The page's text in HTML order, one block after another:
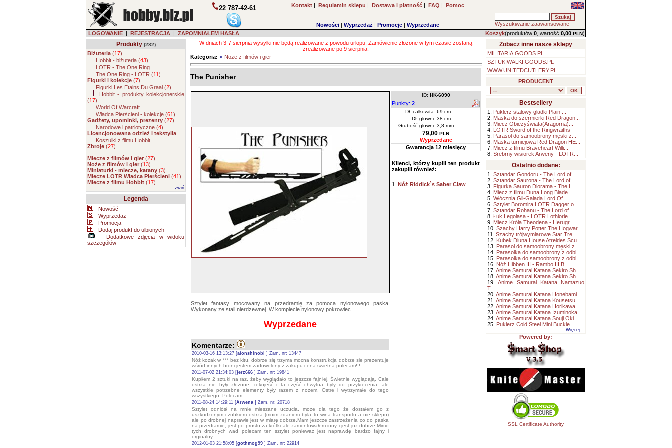
22 787-42-61 Kontakt | Regulamin sklepu | Dostawa i płatność | FAQ | Pomoc
Nowości | Wyprzedaż | Promocje | Wyprzedane
Wyszukiwanie zaawansowane
LOGOWANIE | REJESTRACJA | ZAPOMNIAŁEM HASŁA Koszyk(produktów:0 , wartość:0,00 PLN)
Produkty (282)
Biżuteria (17)
Hobbit - biżuteria (43)
LOTR - The One Ring
The One Ring - LOTR (11)
Figurki i kolekcje (7)
Figurki Les Etains Du Graal (2)
Hobbit - produkty kolekcjonerskie
(17)
World Of Warcraft
Władca Pierścieni - kolekcje (61)
Gadżety, upominki, prezenty (27)
Narodowe i patriotyczne (4)
Licencjonowana odzież i tekstylia
Koszulki z filmu Hobbit
Zbroje (27)
Miecze z filmów i gier (27)
Noże z filmów i gier (13)
Miniaturki - miecze, katany (3)
Miecze LOTR Władca Pierścieni (41)
Miecze z filmu Hobbit (17)
zwiń
Legenda
- Nowość
- Wyprzedaż
- Promocja
- Dodaj produkt do ulbionych
- Dodatkowe zdjęcia w widoku
szczegółów
W dniach 3-7 sierpnia wysyłki nie będą realizowane z powodu urlopu. Zamówienie złożone w tym czasie zostaną
zrealizowane po 9 sierpnia.
Kategoria: » Noże z filmów i gier
The Punisher
Sztylet fantasy mocowany na przedramię za pomoca nylonowego paska.
Wykonany ze stali nierdzewnej. W komplecie nylonowy pokrowiec.
Wyprzedane
Komentarze:
2010-03-16 13:13:27 [aionshinobi ] Zam. nr: 13447
Nóż kozak w *** bez kitu. dobrze się trzyma mocna konstrukcja dobrze sie prezentuje
wśród innych broni jestem zadowolony z zakupu cena swietna polecam!!!
2011-07-02 21:34:03 [jerz666 ] Zam. nr: 19841
Kupiłem 2 sztuki na raz, żeby wyglądało to jeszcze fajniej. Świetnie wyglądają. Całe
ostrza nie były złożone, rękojeść i ta część chwytna były do przykręcenia, ale
wszystkie potrzebne elementy były razem z nożem. Ostre i wytrzymałe do tego
wszystkiego. Polecam.
2011-08-24 14:29:11 [Arwena ] Zam. nr: 20718
Sztylet odniósł na mnie mieszane uczucia, może dla tego że dostałem go z
uszkodzonym czubkiem ostrza (moim zdaniem była to wina transportu a nie sklepu)
ale po drobnej naprawie jest w miarę dobrze.Mam jeszcze zastrzeżenia co do paska
na przedramię, jest po prostu za krótki ale zamontowałem inny i jest już dobrze.Mimo
tych drobnych wad polecam ten sztylet ponieważ jest naprawdę bardzo fajny i
orginalny.
2012-01-03 21:58:05 [gothmog99 ] Zam. nr: 22914
ID: HK-6090
Punkty: 2
Dł. całkowita: 69 cm
Dł. głowni: 38 cm
Grubość głowni: 3,8 mm
79,00 PLN
Wyprzedane
Gwarancja 12 miesięcy
Klienci, którzy kupili ten produkt
zakupili również:
1. Nóż Riddick`s Saber Claw
Zobacz inne nasze sklepy
MILITARIA.GOODS.PL
SZTUKIWALKI.GOODS.PL
WWW.UNITEDCUTLERY.PL
PRODUCENT
Bestsellery
1. Puklerz stalowy gładki Plain ...
2. Maska do szermierki Red Dragon...
3. Miecz Obieżyświata(Aragorna)...
4. LOTR Sword of the Ringwraiths
5. Parasol do samoobrony męski z...
6. Maska turniejowa Red Dragon HE...
7. Miecz z filmu Braveheart Willi...
8. Srebrny wisiorek Arweny - LOTR...
Ostatnio dodane:
1. Sztandar Gondoru - The Lord of...
2. Sztandar Saurona - The Lord of...
3. Figurka Sauron Diorama - The L...
4. Miecz z filmu Duna Long Blade ...
5. Włócznia Gil-Galada Lord Of ...
6. Sztylet Boromira LOTR Dagger o...
7. Sztandar Rohanu - The Lord of ...
8. Łuk Legolasa - LOTR Lothlorie...
9. Miecz Króla Theodena - Herugr...
10. Szachy Harry Potter The Hogwar...
11. Szachy trójwymiarowe Star Tre...
12. Kubek Diuna House Atreides Scu...
13. Parasol do samoobrony męski z...
14. Parasolka do samoobrony z odbl...
15. Parasolka do samoobrony z odbl...
16. Nóż Hibben III - Rambo III B...
17. Anime Samurai Katana Sekiro Sh...
18. Anime Samurai Katana Sekiro Sh...
19.Anime Samurai Katana Namazuo
T...
20. Anime Samurai Katana Honebami ...
21. Anime Samurai Katana Kousetsu ...
22. Anime Samurai Katana Horikawa ...
23. Anime Samurai Katana Izuminoka...
24. Anime Samurai Katana Souji Oki...
25. Puklerz Cold Steel Mini Buckle...
Więcej...
Powered by:
SSL Certificate Authority